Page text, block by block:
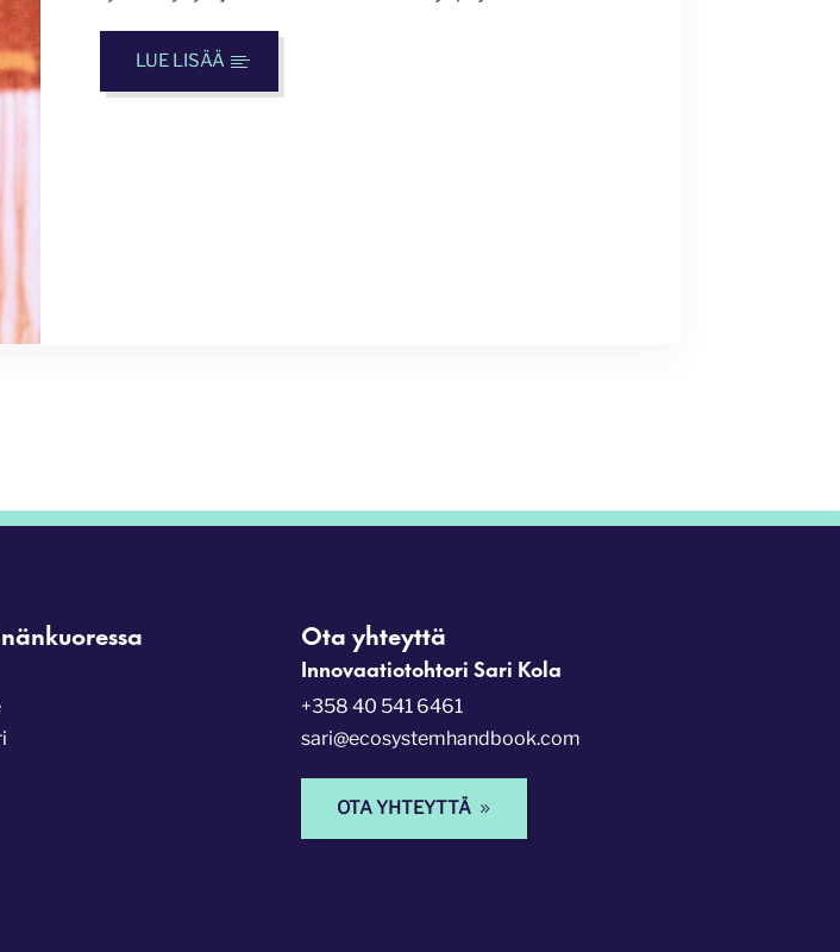
LUE LISÄÄ
Ota yhteyttä
Innovaatiotohtori Sari Kola
+358 40 541 6461
sari@ecosystemhandbook.com
OTA YHTEYTTÄ